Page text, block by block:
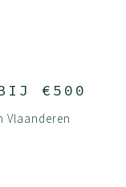
BIJ €500
Vlaanderen